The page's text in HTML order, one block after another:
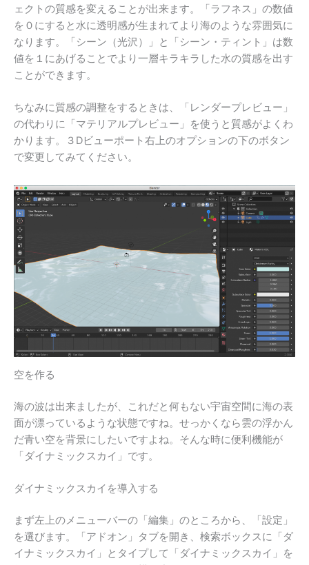
ェクトの質感を変えることが出来ます。「ラフネス」の数値
を０にすると水に透明感が生まれてより海のような雰囲気に
なります。「シーン（光沢）」と「シーン・ティント」は数
値を１にあげることでより一層キラキラした水の質感を出す
ことができます。
ちなみに質感の調整をするときは、「レンダープレビュー」
の代わりに「マテリアルプレビュー」を使うと質感がよくわ
かります。３Dビューポート右上のオプションの下のボタン
で変更してみてください。
空を作る
海の波は出来ましたが、これだと何もない宇宙空間に海の表
面が漂っているような状態ですね。せっかくなら雲の浮かん
だ青い空を背景にしたいですよね。そんな時に便利機能が
「ダイナミックスカイ」です。
ダイナミックスカイを導入する
まず左上のメニューバーの「編集」のところから、「設定」
を選びます。「アドオン」タブを開き、検索ボックスに「ダ
イナミックスカイ」とタイプして「ダイナミックスカイ」を